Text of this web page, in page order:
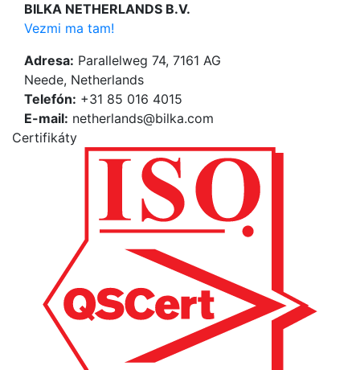
BILKA NETHERLANDS B.V.
Vezmi ma tam!
Adresa: Parallelweg 74, 7161 AG
Neede, Netherlands
Telefón: +31 85 016 4015
E-mail: netherlands@bilka.com
Certifikáty